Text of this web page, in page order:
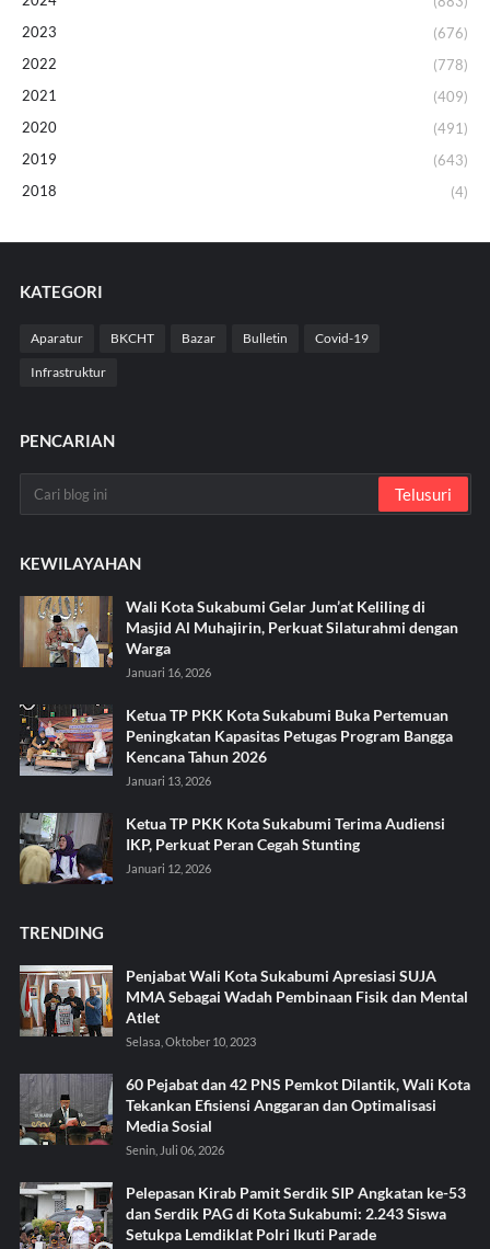
2023
(676)
2022
(778)
2021
(409)
2020
(491)
2019
(643)
2018
(4)
KATEGORI
Aparatur BKCHT Bazar Bulletin Covid-19
Infrastruktur
PENCARIAN
KEWILAYAHAN
Wali Kota Sukabumi Gelar Jum’at Keliling di
Masjid Al Muhajirin, Perkuat Silaturahmi dengan
Warga
Januari 16, 2026
Ketua TP PKK Kota Sukabumi Buka Pertemuan
Peningkatan Kapasitas Petugas Program Bangga
Kencana Tahun 2026
Januari 13, 2026
Ketua TP PKK Kota Sukabumi Terima Audiensi
IKP, Perkuat Peran Cegah Stunting
Januari 12, 2026
TRENDING
Penjabat Wali Kota Sukabumi Apresiasi SUJA
MMA Sebagai Wadah Pembinaan Fisik dan Mental
Atlet
Selasa, Oktober 10, 2023
60 Pejabat dan 42 PNS Pemkot Dilantik, Wali Kota
Tekankan Efisiensi Anggaran dan Optimalisasi
Media Sosial
Senin, Juli 06, 2026
Pelepasan Kirab Pamit Serdik SIP Angkatan ke-53
dan Serdik PAG di Kota Sukabumi: 2.243 Siswa
Setukpa Lemdiklat Polri Ikuti Parade